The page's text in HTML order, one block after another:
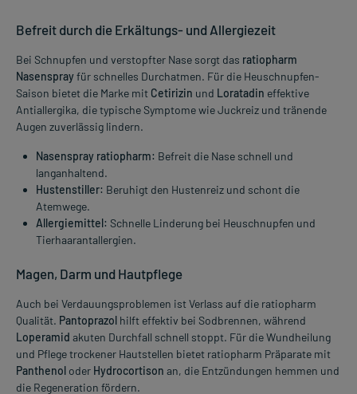
Befreit durch die Erkältungs- und Allergiezeit
Bei Schnupfen und verstopfter Nase sorgt das ratiopharm
Nasensprayfür schnelles Durchatmen. Für die Heuschnupfen-
Saison bietet die Marke mit Cetirizin und Loratadin effektive
Antiallergika, die typische Symptome wie Juckreiz und tränende
Augen zuverlässig lindern.
Nasenspray ratiopharm: Befreit die Nase schnell und
langanhaltend.
Hustenstiller: Beruhigt den Hustenreiz und schont die
Atemwege.
Allergiemittel: Schnelle Linderung bei Heuschnupfen und
Tierhaarantallergien.
Magen, Darm und Hautpflege
Auch bei Verdauungsproblemen ist Verlass auf die ratiopharm
Qualität. Pantoprazol hilft effektiv bei Sodbrennen, während
Loperamid akuten Durchfall schnell stoppt. Für die Wundheilung
und Pflege trockener Hautstellen bietet ratiopharm Präparate mit
Panthenol oder Hydrocortison an, die Entzündungen hemmen und
die Regeneration fördern.